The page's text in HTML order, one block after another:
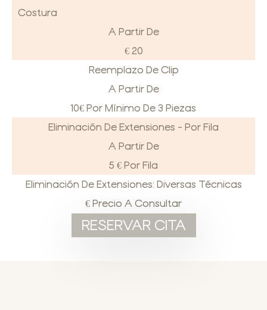
Costura
A Partir De
€ 20
Reemplazo De Clip
A Partir De
10€ Por Mínimo De 3 Piezas
Eliminación De Extensiones - Por Fila
A Partir De
5 € Por Fila
Eliminación De Extensiones: Diversas Técnicas
€ Precio A Consultar
RESERVAR CITA